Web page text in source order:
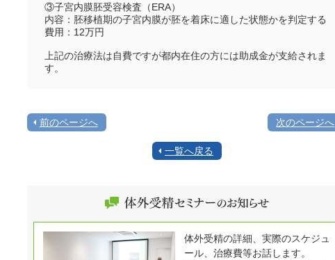
③子宮内膜胚受容検査（ERA）
内容：胚移植期の子宮内膜が胚を着床に適した状態かを判定する
費用：12万円
上記の治療法は自費ですが都内在住の方には助成金が支給されま
す。
前のページへ 次のページへ
一覧へ戻る
体外受精の詳細、実際のスケジュ
ール、治療費等お話します。